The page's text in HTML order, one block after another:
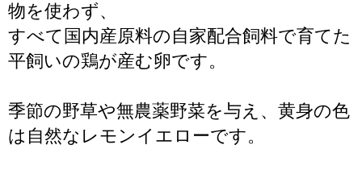
物を使わず、
すべて国内産原料の自家配合飼料で育てた
平飼いの鶏が産む卵です。
季節の野草や無農薬野菜を与え、黄身の色
は自然なレモンイエローです。